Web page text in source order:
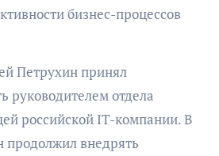
бизнес-процессов
Петрухин принял
руководителем отдела
российской IT-компании. В
продолжил внедрять